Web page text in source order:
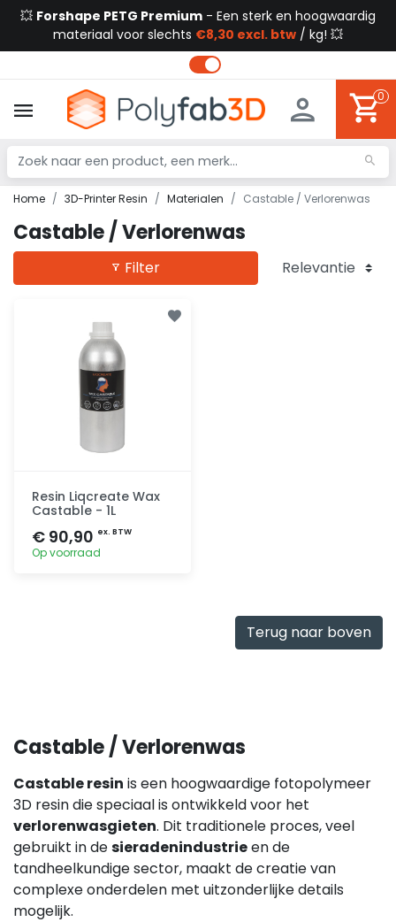
💥 Forshape PETG Premium - Een sterk en hoogwaardig
materiaal voor slechts €8,30 excl. btw / kg! 💥
0
Home 3D-Printer Resin Materialen Castable / Verlorenwas
Castable / Verlorenwas
Filter
Resin Liqcreate Wax
Castable - 1L
€ 90,90 ex. BTW
Op voorraad
Terug naar boven
Castable / Verlorenwas
Castable resin is een hoogwaardige fotopolymeer
3D resin die speciaal is ontwikkeld voor het
verlorenwasgieten. Dit traditionele proces, veel
gebruikt in desieradenindustrieen de
tandheelkundige sector, maakt de creatie van
complexe onderdelen met uitzonderlijke details
mogelijk.